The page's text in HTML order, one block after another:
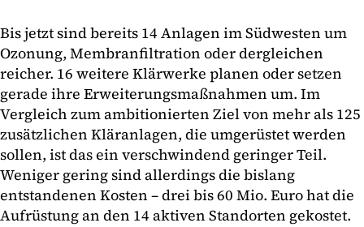
Bis jetzt sind bereits 14 Anlagen im Südwesten um
Ozonung, Membranfiltration oder dergleichen
reicher. 16 weitere Klärwerke planen oder setzen
gerade ihre Erweiterungsmaßnahmen um. Im
Vergleich zum ambitionierten Ziel von mehr als 125
zusätzlichen Kläranlagen, die umgerüstet werden
sollen, ist das ein verschwindend geringer Teil.
Weniger gering sind allerdings die bislang
entstandenen Kosten – drei bis 60 Mio. Euro hat die
Aufrüstung an den 14 aktiven Standorten gekostet.